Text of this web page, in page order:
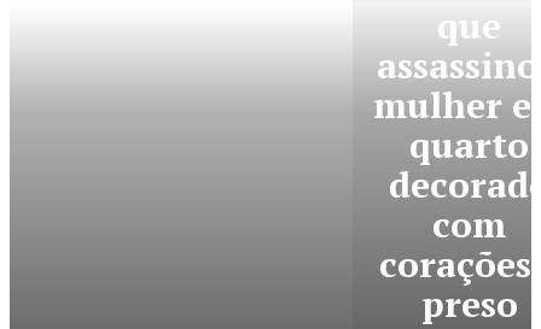
que
mulher
quarto
com
corações
preso